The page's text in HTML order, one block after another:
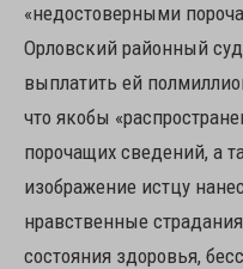
«недостоверными
Орловский районный
выплатить ей
что якобы
порочащих сведений, а
изображение истцу
нравственные
состояния здоровья,